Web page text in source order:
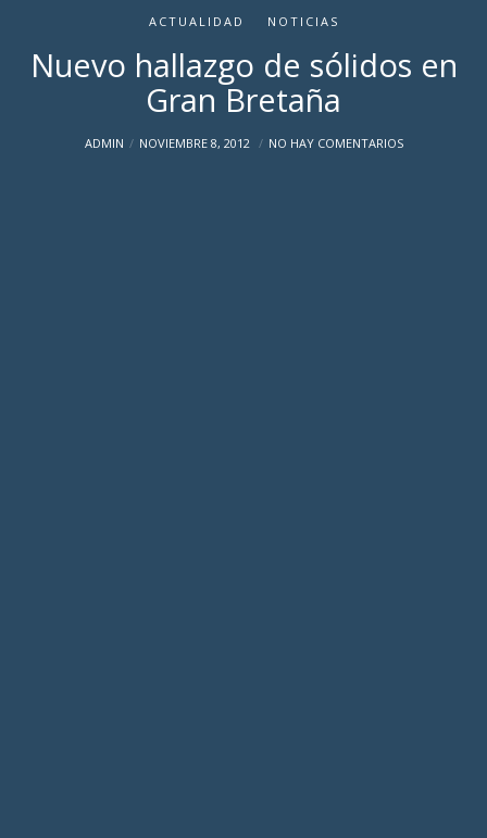
ACTUALIDAD NOTICIAS
Nuevo hallazgo de sólidos en
Gran Bretaña
ADMIN NOVIEMBRE 8, 2012 NO HAY COMENTARIOS